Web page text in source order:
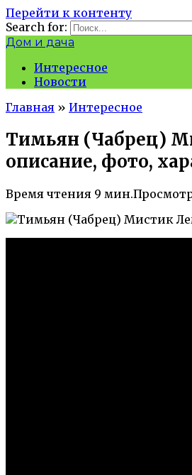
Перейти к контенту
Search for:
Дом и дача
Интересное
Новости
Главная » Интересное
Тимьян (Чабрец)
описание, фото,
Время чтения 9 мин.